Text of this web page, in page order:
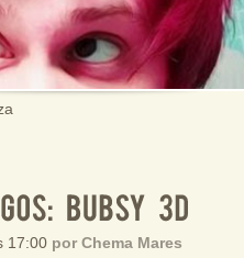
17:00 por Chema Mares